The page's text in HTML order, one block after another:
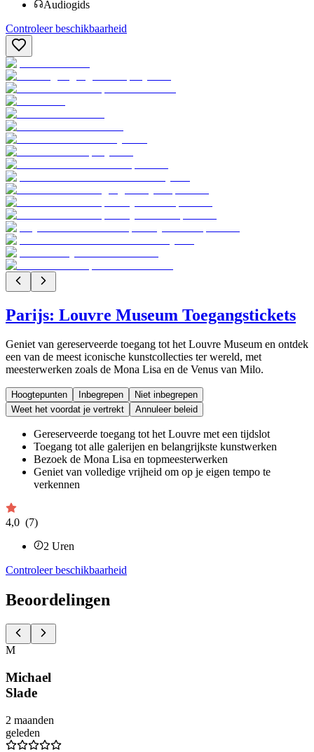
Audiogids
Controleer beschikbaarheid
Parijs: Louvre Museum Toegangstickets
Geniet van gereserveerde toegang tot het Louvre Museum en ontdek
een van de meest iconische kunstcollecties ter wereld, met
meesterwerken zoals de Mona Lisa en de Venus van Milo.
Hoogtepunten Inbegrepen
Niet inbegrepen
Weet het voordat je vertrekt
Annuleer beleid
Gereserveerde toegang tot het Louvre met een tijdslot
Toegang tot alle galerijen en belangrijkste kunstwerken
Bezoek de Mona Lisa en topmeesterwerken
Geniet van volledige vrijheid om op je eigen tempo te
verkennen
4,0 (7)
2 Uren
Controleer beschikbaarheid
Beoordelingen
M
Michael
Slade
2 maanden
geleden